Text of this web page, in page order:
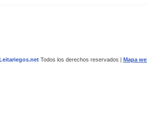
Leitariegos.netTodos los derechos reservados | Mapa